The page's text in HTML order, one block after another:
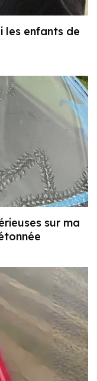
les enfants de
sur ma